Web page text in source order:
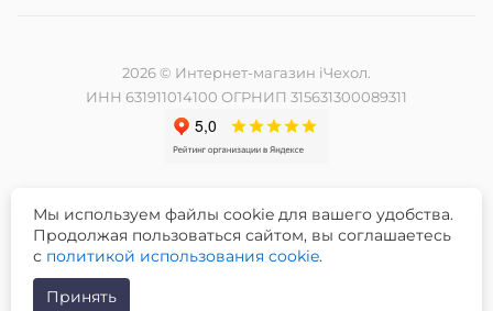
2026 © Интернет-магазин iЧехол.
ИНН 631911014100 ОГРНИП 315631300089311
Разработка и продвижение сайта -
Мы используем файлы cookie для вашего удобства.
Продолжая пользоваться сайтом, вы соглашаетесь
с политикой использования cookie.
Принять